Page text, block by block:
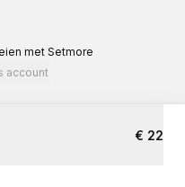
met Setmore
account
€ 22